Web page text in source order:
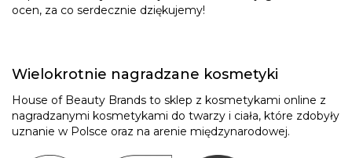
ocen, za co serdecznie dziękujemy!
Wielokrotnie nagradzane kosmetyki
House of Beauty Brands to sklep z kosmetykami online z
nagradzanymi kosmetykami do twarzy i ciała, które zdobyły
uznanie w Polsce oraz na arenie międzynarodowej.